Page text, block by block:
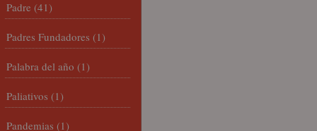
Padre (41)
Padres Fundadores (1)
Palabra del año (1)
Paliativos (1)
Pandemias (1)